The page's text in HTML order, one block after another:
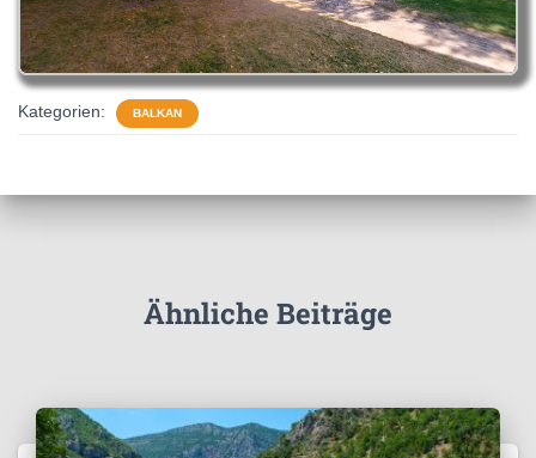
Kategorien: BALKAN
Ähnliche Beiträge